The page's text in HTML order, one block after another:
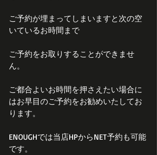
ご予約が埋まってしまいますと次の空
いているお時間まで
ご予約をお取りすることができませ
ん。
ご都合よいお時間を押さえたい場合に
はお早目のご予約をお勧めいたしてお
ります。
ENOUGHでは当店HPからNET予約も可能
です。